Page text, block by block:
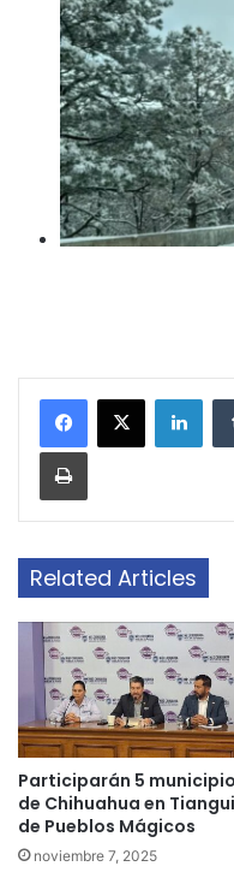
Print
Related Articles
Participarán 5
de Chihuahua en
de Pueblos Mágicos
noviembre 7, 2025